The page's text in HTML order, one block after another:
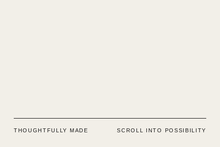
THOUGHTFULLY MADE SCROLL INTO POSSIBILITY